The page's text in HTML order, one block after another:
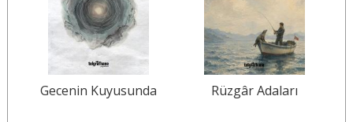
Gecenin Kuyusunda Rüzgâr Adaları